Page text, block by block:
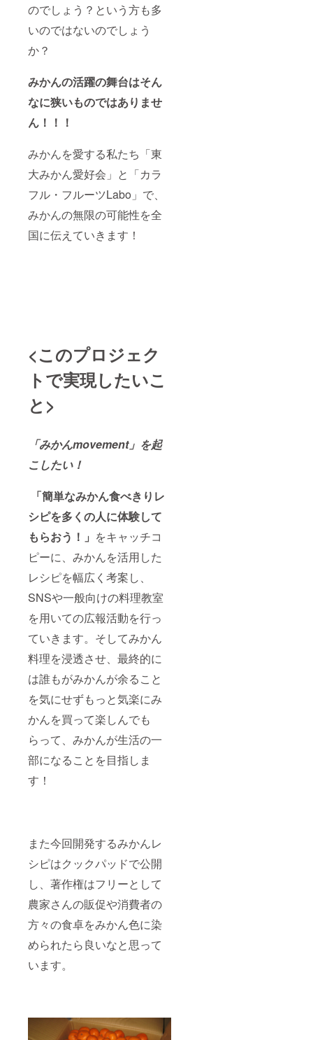
のでしょう？という方も多
いのではないのでしょう
か？
みかんの活躍の舞台はそん
なに狭いものではありませ
ん！！！
みかんを愛する私たち「東
大みかん愛好会」と「カラ
フル・フルーツLabo」で、
みかんの無限の可能性を全
国に伝えていきます！
<このプロジェク
トで実現したいこ
と>
「みかんmovement」を起
こしたい！
「簡単なみかん食べきりレ
シピを多くの人に体験して
もらおう！」 をキャッチコ
ピーに、みかんを活用した
レシピを幅広く考案し、
SNSや一般向けの料理教室
を用いての広報活動を行っ
ていきます。そしてみかん
料理を浸透させ、最終的に
は誰もがみかんが余ること
を気にせずもっと気楽にみ
かんを買って楽しんでも
らって、みかんが生活の一
部になることを目指しま
す！
また今回開発するみかんレ
シピはクックパッドで公開
し、著作権はフリーとして
農家さんの販促や消費者の
方々の食卓をみかん色に染
められたら良いなと思って
います。